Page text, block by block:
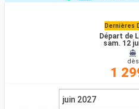
Dernières
Départ de
sam. 12
dès
1
juin 2027